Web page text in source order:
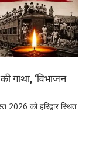
गाथा, ‘विभाजन
2026 को हरिद्वार स्थित